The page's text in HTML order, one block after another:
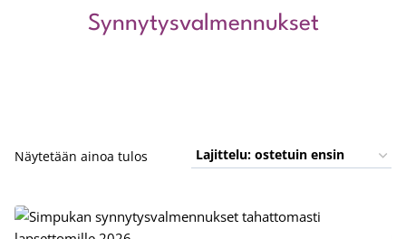
Synnytysvalmennukset
Näytetään ainoa tulos